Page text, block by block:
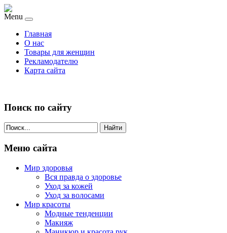
Menu
Главная
О нас
Товары для женщин
Рекламодателю
Карта сайта
Поиск по сайту
Найти
Меню сайта
Мир здоровья
Вся правда о здоровье
Уход за кожей
Уход за волосами
Мир красоты
Модные тенденции
Макияж